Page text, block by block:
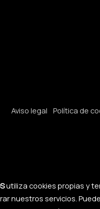
Aviso legal Política de
utiliza cookies propias y
nuestros servicios.